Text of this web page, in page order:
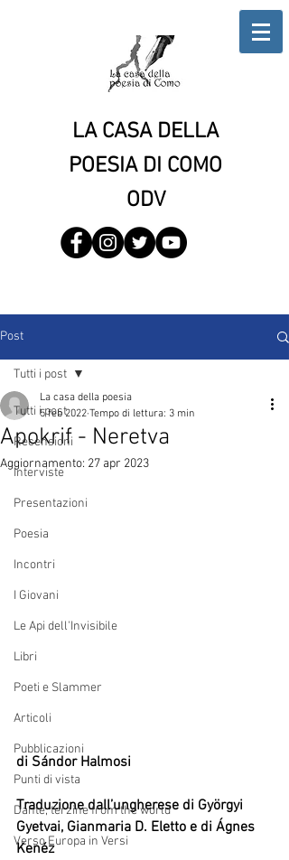
LA CASA DELLA
POESIA DI COMO
ODV
Post
Tutti i post
Recensioni
Interviste
Presentazioni
Poesia
Incontri
I Giovani
Le Api dell'Invisibile
Libri
Poeti e Slammer
Articoli
Pubblicazioni
Punti di vista
Dante, terzine from the world
Verso Europa in Versi
Tutti i post
Apokrif - Neretva
La casa della poesia
5 feb 2022 Tempo di lettura: 3 min
Aggiornamento: 27 apr 2023
di Sándor Halmosi
Traduzione dall’ungherese di Györgyi
Gyetvai, Gianmaria D. Eletto e di Ágnes
Kenéz